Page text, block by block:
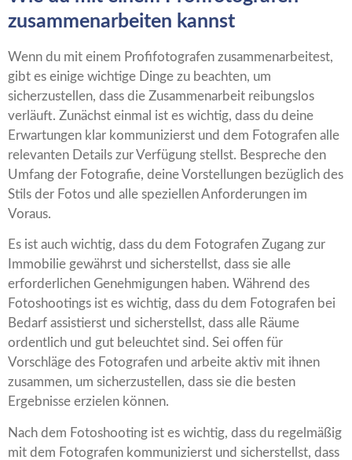
zusammenarbeiten kannst
Wenn du mit einem Profifotografen zusammenarbeitest,
gibt es einige wichtige Dinge zu beachten, um
sicherzustellen, dass die Zusammenarbeit reibungslos
verläuft. Zunächst einmal ist es wichtig, dass du deine
Erwartungen klar kommunizierst und dem Fotografen alle
relevanten Details zur Verfügung stellst. Bespreche den
Umfang der Fotografie, deine Vorstellungen bezüglich des
Stils der Fotos und alle speziellen Anforderungen im
Voraus.
Es ist auch wichtig, dass du dem Fotografen Zugang zur
Immobilie gewährst und sicherstellst, dass sie alle
erforderlichen Genehmigungen haben. Während des
Fotoshootings ist es wichtig, dass du dem Fotografen bei
Bedarf assistierst und sicherstellst, dass alle Räume
ordentlich und gut beleuchtet sind. Sei offen für
Vorschläge des Fotografen und arbeite aktiv mit ihnen
zusammen, um sicherzustellen, dass sie die besten
Ergebnisse erzielen können.
Nach dem Fotoshooting ist es wichtig, dass du regelmäßig
mit dem Fotografen kommunizierst und sicherstellst, dass